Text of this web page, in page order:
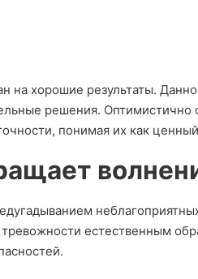
на хорошие результаты.
решения.
понимая их как
тревожности естественным